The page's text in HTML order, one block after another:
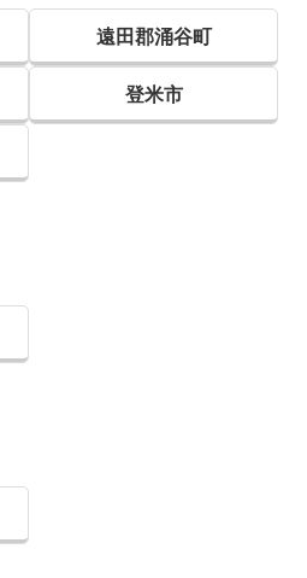
遠田郡涌谷町
登米市